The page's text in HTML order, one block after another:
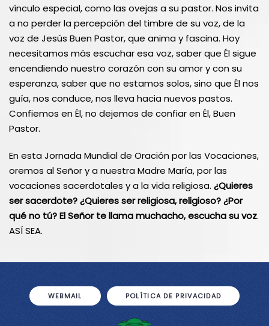
vínculo especial, como las ovejas a su pastor. Nos invita
a no perder la percepción del timbre de su voz, de la
voz de Jesús Buen Pastor, que anima y fascina. Hoy
necesitamos más escuchar esa voz, saber que Él sigue
encendiendo nuestro corazón con su amor y con su
esperanza, saber que no estamos solos, sino que Él nos
guía, nos conduce, nos lleva hacia nuevos pastos.
Confiemos en Él, no dejemos de confiar en Él, Buen
Pastor.
En esta Jornada Mundial de Oración por las Vocaciones,
oremos al Señor y a nuestra Madre María, por las
vocaciones sacerdotales y a la vida religiosa. ¿Quieres
ser sacerdote? ¿Quieres ser religiosa, religioso? ¿Por
qué no tú? El Señor te llama muchacho, escucha su voz.
ASÍ SEA.
WEBMAIL POLÍTICA DE PRIVACIDAD